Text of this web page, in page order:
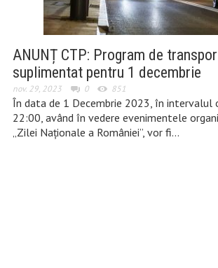
ANUNȚ CTP: Program de
suplimentat pentru 1 decembrie
nov. 29, 2023 0 851
În data de 1 Decembrie 2023, în intervalul
22:00, având în vedere evenimentele
„Zilei Naţionale a României”, vor fi…